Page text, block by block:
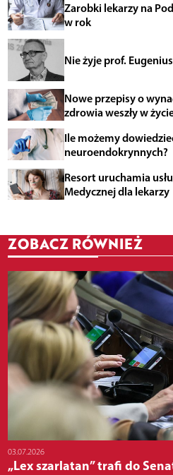
Zarobki lekarzy na
w rok
Nie żyje prof.
Nowe przepisy o
zdrowia weszły w
Ile możemy
neuroendokrynnych?
Resort uruchamia
Medycznej dla lekarzy
ZOBACZ RÓWNIEŻ
03.07.2026
„Lex szarlatan” trafi do